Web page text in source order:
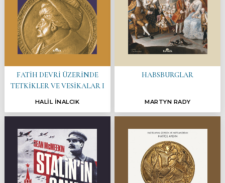
FATİH DEVRİ ÜZERİNDE
TETKİKLER VE VESİKALAR I
HALİL İNALCIK
HABSBURGLAR
MARTYN RADY